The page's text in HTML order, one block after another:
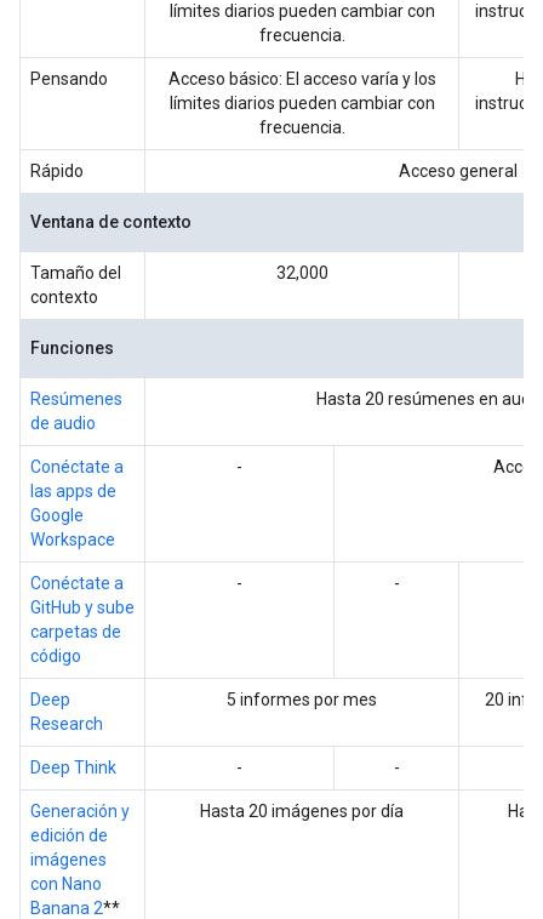
límites diarios pueden cambiar con
frecuencia.
Pensando
Acceso básico: El acceso varía y los
límites diarios pueden cambiar con
frecuencia.
Rápido Acceso general
Ventana de contexto
Tamaño del
contexto
32,000
Funciones
Resúmenes
de audio
Hasta 20 resúmenes en
Conéctate a
las apps de
Google
Workspace
-
Conéctate a
GitHub y sube
carpetas de
código
- -
Deep
Research
5 informes por mes 20
Deep Think - -
Generación y
edición de
imágenes
con Nano
Banana 2**
Hasta 20 imágenes por día